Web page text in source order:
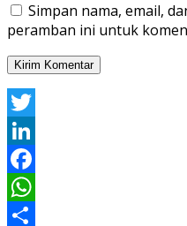
Simpan nama, email,
peramban ini untuk
Twitter
LinkedIn
Facebook
WhatsApp